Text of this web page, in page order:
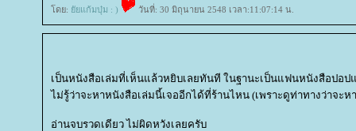
ดย: ัยแก้มบุ๋ม : ) วันที่: 30 มิถุนายน 2548 เวลา:11:07:14 น.
เป็นหนังสือเล่มที่เห็นแล้วหยิบเลยทันที ในฐานะเป็นแฟนหนังสือปอ
ไม่รู้ว่าจะหาหนังสือเล่มนี้เจออีกได้ที่ร้านไหน (เพราะดูท่าทางว่าจะห
อ่านจบรวดเดียว ไม่ผิดหวังเลยครับ